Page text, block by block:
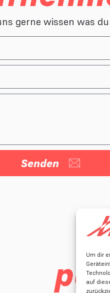
Um dir
auf
gerne wissen was
Senden